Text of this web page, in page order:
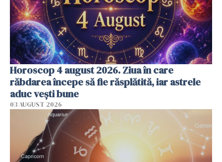
Horoscop 4 august 2026. Ziua în care
răbdarea începe să fie răsplătită, iar astrele
aduc vești bune
03 AUGUST 2026